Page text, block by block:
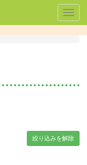
絞り込みを解除